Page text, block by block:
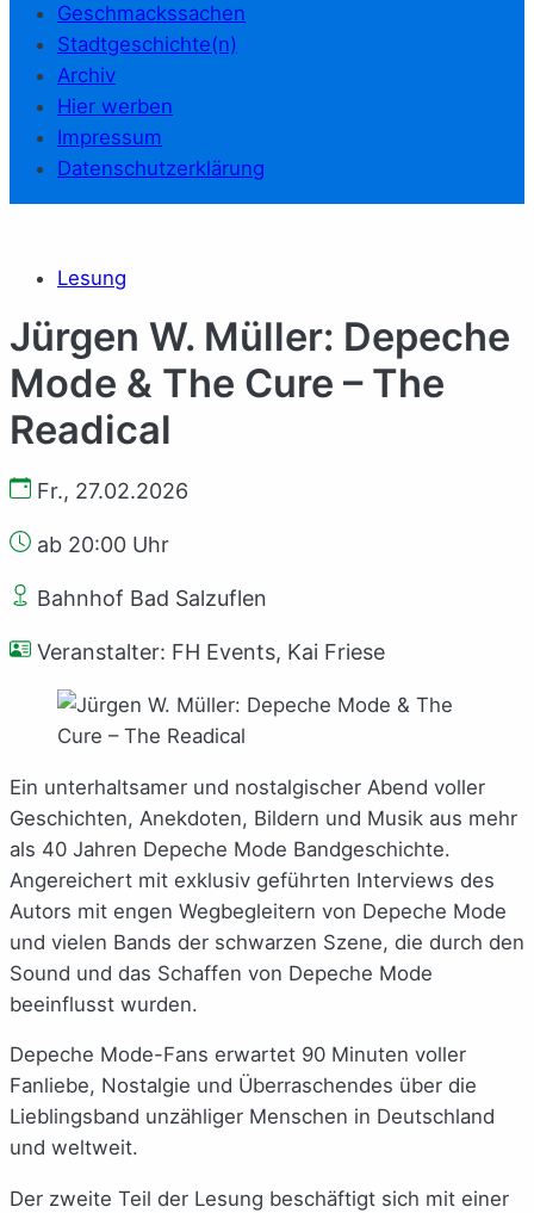
Geschmackssachen
Stadtgeschichte(n)
Archiv
Hier werben
Impressum
Datenschutzerklärung
Lesung
Jürgen W. Müller: Depeche
Mode & The Cure – The
Readical
Fr., 27.02.2026
ab 20:00 Uhr
Bahnhof Bad Salzuflen
Veranstalter: FH Events, Kai Friese
Ein unterhaltsamer und nostalgischer Abend voller
Geschichten, Anekdoten, Bildern und Musik aus mehr
als 40 Jahren Depeche Mode Bandgeschichte.
Angereichert mit exklusiv geführten Interviews des
Autors mit engen Wegbegleitern von Depeche Mode
und vielen Bands der schwarzen Szene, die durch den
Sound und das Schaffen von Depeche Mode
beeinflusst wurden.
Depeche Mode-Fans erwartet 90 Minuten voller
Fanliebe, Nostalgie und Überraschendes über die
Lieblingsband unzähliger Menschen in Deutschland
und weltweit.
Der zweite Teil der Lesung beschäftigt sich mit einer